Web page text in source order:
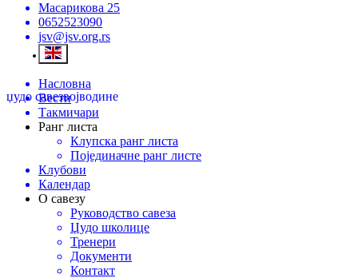
Масарикова 25
0652523090
jsv@jsv.org.rs
џудо савезвојводине
Насловна
Вести
Такмичари
Ранг листа
Клупска ранг листа
Појединачне ранг листе
Клубови
Календар
О савезу
Руководство савеза
Џудо школице
Тренери
Документи
Контакт